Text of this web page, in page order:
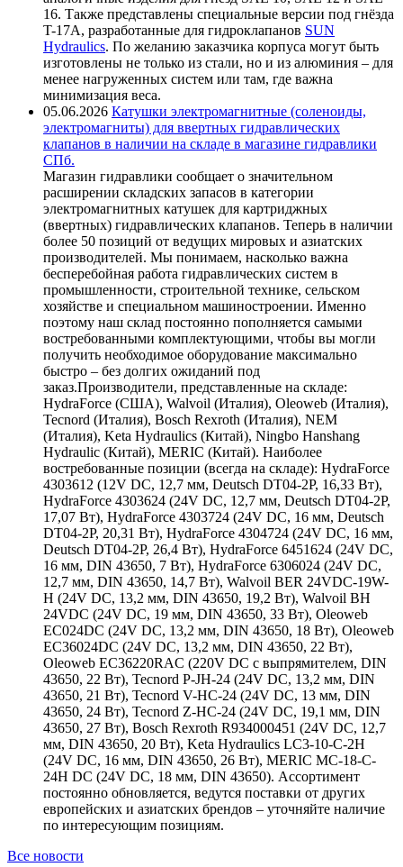
16. Также представлены специальные версии под гнёзда
T-17A, разработанные для гидроклапанов SUN
Hydraulics. По желанию заказчика корпуса могут быть
изготовлены не только из стали, но и из алюминия – для
менее нагруженных систем или там, где важна
минимизация веса.
05.06.2026 Катушки электромагнитные (соленоиды,
электромагниты) для ввертных гидравлических
клапанов в наличии на складе в магазине гидравлики
СПб.
Магазин гидравлики сообщает о значительном
расширении складских запасов в категории
электромагнитных катушек для картриджных
(ввертных) гидравлических клапанов. Теперь в наличии
более 50 позиций от ведущих мировых и азиатских
производителей. Мы понимаем, насколько важна
бесперебойная работа гидравлических систем в
промышленности, строительной технике, сельском
хозяйстве и специальном машиностроении. Именно
поэтому наш склад постоянно пополняется самыми
востребованными комплектующими, чтобы вы могли
получить необходимое оборудование максимально
быстро – без долгих ожиданий под
заказ.Производители, представленные на складе:
HydraForce (США), Walvoil (Италия), Oleoweb (Италия),
Tecnord (Италия), Bosch Rexroth (Италия), NEM
(Италия), Keta Hydraulics (Китай), Ningbo Hanshang
Hydraulic (Китай), MERIC (Китай). Наиболее
востребованные позиции (всегда на складе): HydraForce
4303612 (12V DC, 12,7 мм, Deutsch DT04-2P, 16,33 Вт),
HydraForce 4303624 (24V DC, 12,7 мм, Deutsch DT04-2P,
17,07 Вт), HydraForce 4303724 (24V DC, 16 мм, Deutsch
DT04-2P, 20,31 Вт), HydraForce 4304724 (24V DC, 16 мм,
Deutsch DT04-2P, 26,4 Вт), HydraForce 6451624 (24V DC,
16 мм, DIN 43650, 7 Вт), HydraForce 6306024 (24V DC,
12,7 мм, DIN 43650, 14,7 Вт), Walvoil BER 24VDC-19W-
H (24V DC, 13,2 мм, DIN 43650, 19,2 Вт), Walvoil BH
24VDC (24V DC, 19 мм, DIN 43650, 33 Вт), Oleoweb
EC024DC (24V DC, 13,2 мм, DIN 43650, 18 Вт), Oleoweb
EC36024DC (24V DC, 13,2 мм, DIN 43650, 22 Вт),
Oleoweb EC36220RAC (220V DC с выпрямителем, DIN
43650, 22 Вт), Tecnord P-JH-24 (24V DC, 13,2 мм, DIN
43650, 21 Вт), Tecnord V-HC-24 (24V DC, 13 мм, DIN
43650, 24 Вт), Tecnord Z-HC-24 (24V DC, 19,1 мм, DIN
43650, 27 Вт), Bosch Rexroth R934000451 (24V DC, 12,7
мм, DIN 43650, 20 Вт), Keta Hydraulics LC3-10-C-2H
(24V DC, 16 мм, DIN 43650, 26 Вт), MERIC MC-18-C-
24H DC (24V DC, 18 мм, DIN 43650). Ассортимент
постоянно обновляется, ведутся поставки от других
европейских и азиатских брендов – уточняйте наличие
по интересующим позициям.
Все новости